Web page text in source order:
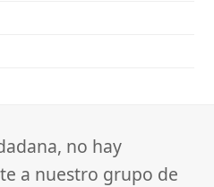
no hay
a nuestro grupo de